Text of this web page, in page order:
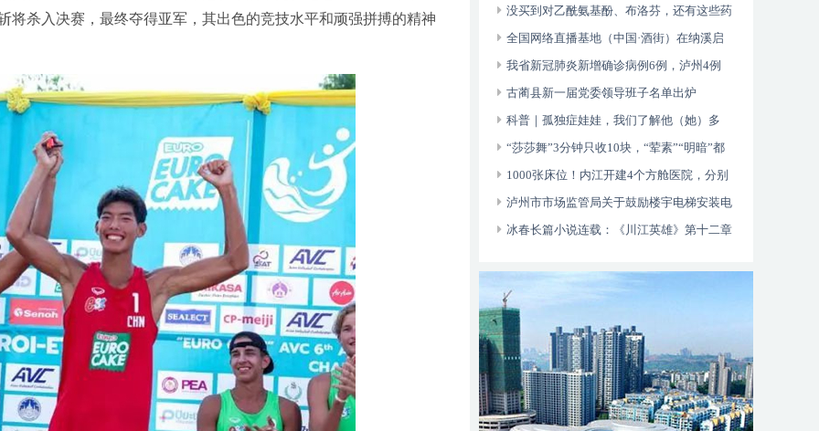
将杀入决赛，最终夺得亚军，其出色的竞技水平和顽强拼搏的精神
没买到对乙酰氨基酚、布洛芬，还有这些药
可以临时替代
全国网络直播基地（中国·酒街）在纳溪启
动运行
我省新冠肺炎新增确诊病例6例，泸州4例
古蔺县新一届党委领导班子名单出炉
科普｜孤独症娃娃，我们了解他（她）多
少？
“莎莎舞”3分钟只收10块，“荤素”“明暗”都
有，还可以······
1000张床位！内江开建4个方舱医院，分别
位于——
泸州市市场监管局关于鼓励楼宇电梯安装电
动自行车智能阻止系统的倡议书
冰春长篇小说连载：《川江英雄》第十二章